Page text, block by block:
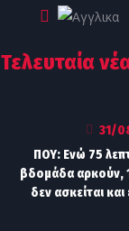
Τελευταία
31/
ΠΟΥ: Ενώ 75
βδομάδα αρκούν,
δεν ασκείται και